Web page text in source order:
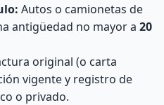
Autos o camionetas de
antigüedad no mayor a 20
original (o carta
vigente y registro de
o privado.